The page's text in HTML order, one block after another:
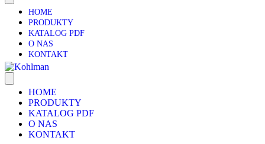
HOME
PRODUKTY
KATALOG PDF
O NAS
KONTAKT
HOME
PRODUKTY
KATALOG PDF
O NAS
KONTAKT